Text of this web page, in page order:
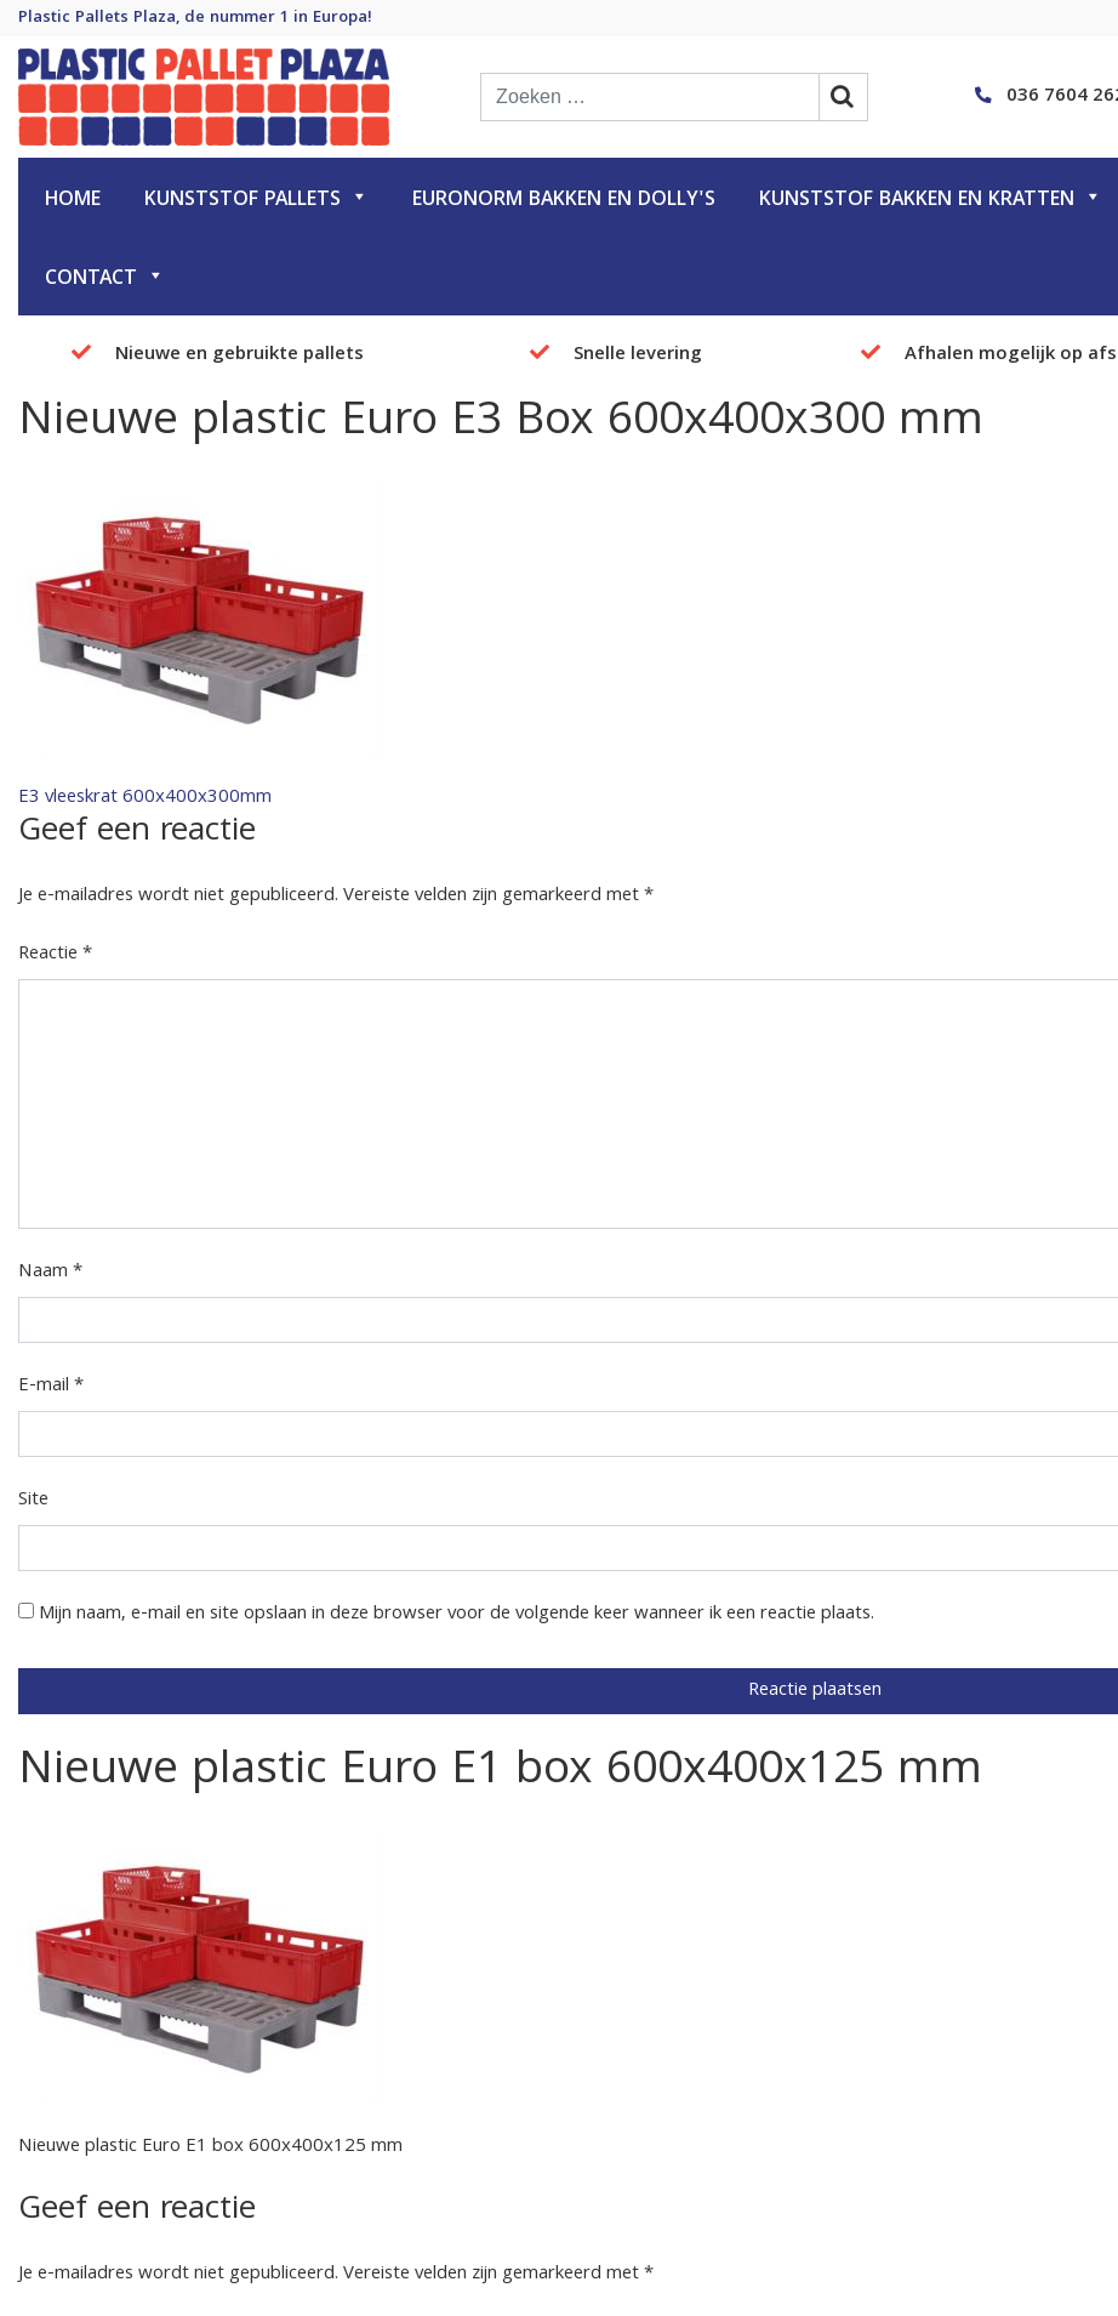
Plastic Pallets Plaza, de nummer 1 in Europa!
Plastic Pallet Plaza
Plastic Pallets Plaza, de nummer 1 in Europa! 036 7604
HOME KUNSTSTOF PALLETS EURONORM BAKKEN EN DOLLY'S KUNSTSTOF BAKKEN EN KRATTEN
CONTACT
Nieuwe en gebruikte pallets Snelle levering Afhalen mogelijk op
Nieuwe plastic Euro E3 Box 600x400x300 mm
Bericht
navigatie
E3 vleeskrat 600x400x300mm
Geef een reactie
Je e-mailadres wordt niet gepubliceerd.Vereiste velden zijn gemarkeerd met*
Reactie*
Naam*
E-mail*
Site
Mijn naam, e-mail en site opslaan in deze browser voor de volgende keer wanneer ik een reactie plaats.
Nieuwe plastic Euro E1 box 600x400x125 mm
Nieuwe plastic Euro E1 box 600x400x125 mm
Geef een reactie
Je e-mailadres wordt niet gepubliceerd.Vereiste velden zijn gemarkeerd met*